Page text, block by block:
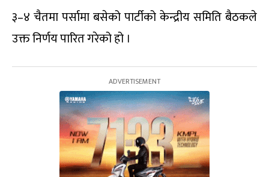
३–४ चैतमा पर्सामा बसेको पार्टीको केन्द्रीय समिति बैठकले
उक्त निर्णय पारित गरेको हो ।